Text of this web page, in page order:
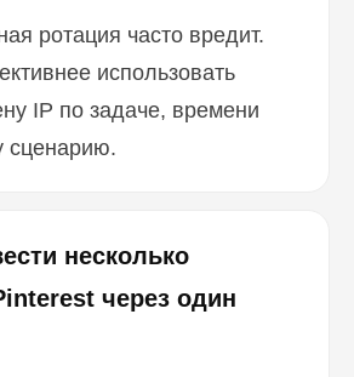
ротация часто вредит.
использовать
IP по задаче, времени
сценарию.
несколько
через один